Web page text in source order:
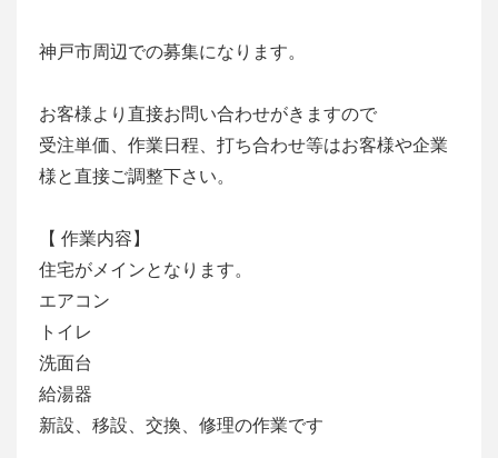
神戸市周辺での募集になります。
お客様より直接お問い合わせがきますので
受注単価、作業日程、打ち合わせ等はお客様や企業
様と直接ご調整下さい。
【 作業内容】
住宅がメインとなります。
エアコン
トイレ
洗面台
給湯器
新設、移設、交換、修理の作業です